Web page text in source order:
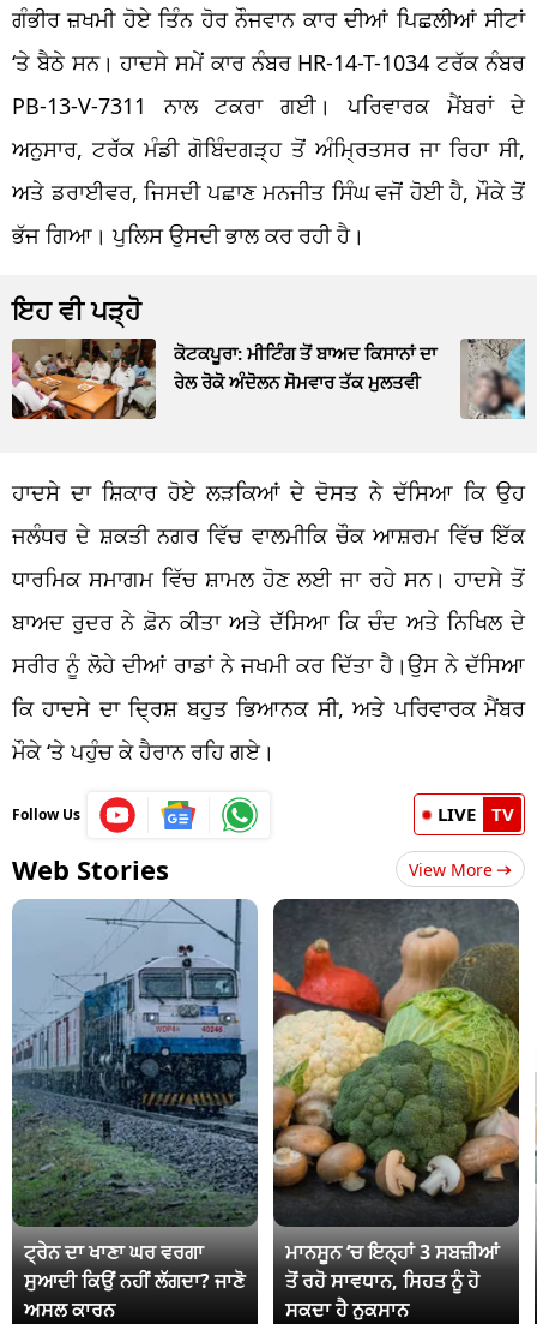
ਗੰਭੀਰ ਜ਼ਖਮੀ ਹੋਏ ਤਿੰਨ ਹੋਰ ਨੌਜਵਾਨ ਕਾਰ ਦੀਆਂ ਪਿਛਲੀਆਂ ਸੀਟਾਂ
‘ਤੇ ਬੈਠੇ ਸਨ। ਹਾਦਸੇ ਸਮੇਂ ਕਾਰ ਨੰਬਰ HR-14-T-1034 ਟਰੱਕ ਨੰਬਰ
PB-13-V-7311 ਨਾਲ ਟਕਰਾ ਗਈ। ਪਰਿਵਾਰਕ ਮੈਂਬਰਾਂ ਦੇ
ਅਨੁਸਾਰ, ਟਰੱਕ ਮੰਡੀ ਗੋਬਿੰਦਗੜ੍ਹ ਤੋਂ ਅੰਮ੍ਰਿਤਸਰ ਜਾ ਰਿਹਾ ਸੀ,
ਅਤੇ ਡਰਾਈਵਰ, ਜਿਸਦੀ ਪਛਾਣ ਮਨਜੀਤ ਸਿੰਘ ਵਜੋਂ ਹੋਈ ਹੈ, ਮੌਕੇ ਤੋਂ
ਭੱਜ ਗਿਆ। ਪੁਲਿਸ ਉਸਦੀ ਭਾਲ ਕਰ ਰਹੀ ਹੈ।
ਇਹ ਵੀ ਪੜ੍ਹੋ
ਕੋਟਕਪੂਰਾ: ਮੀਟਿੰਗ ਤੋਂ ਬਾਅਦ ਕਿਸਾਨਾਂ ਦਾ
ਰੇਲ ਰੋਕੋ ਅੰਦੋਲਨ ਸੋਮਵਾਰ ਤੱਕ ਮੁਲਤਵੀ
ਹਾਦਸੇ ਦਾ ਸ਼ਿਕਾਰ ਹੋਏ ਲੜਕਿਆਂ ਦੇ ਦੋਸਤ ਨੇ ਦੱਸਿਆ ਕਿ ਉਹ
ਜਲੰਧਰ ਦੇ ਸ਼ਕਤੀ ਨਗਰ ਵਿੱਚ ਵਾਲਮੀਕਿ ਚੌਕ ਆਸ਼ਰਮ ਵਿੱਚ ਇੱਕ
ਧਾਰਮਿਕ ਸਮਾਗਮ ਵਿੱਚ ਸ਼ਾਮਲ ਹੋਣ ਲਈ ਜਾ ਰਹੇ ਸਨ। ਹਾਦਸੇ ਤੋਂ
ਬਾਅਦ ਰੁਦਰ ਨੇ ਫ਼ੋਨ ਕੀਤਾ ਅਤੇ ਦੱਸਿਆ ਕਿ ਚੰਦ ਅਤੇ ਨਿਖਿਲ ਦੇ
ਸਰੀਰ ਨੂੰ ਲੋਹੇ ਦੀਆਂ ਰਾਡਾਂ ਨੇ ਜਖਮੀ ਕਰ ਦਿੱਤਾ ਹੈ।ਉਸ ਨੇ ਦੱਸਿਆ
ਕਿ ਹਾਦਸੇ ਦਾ ਦ੍ਰਿਸ਼ ਬਹੁਤ ਭਿਆਨਕ ਸੀ, ਅਤੇ ਪਰਿਵਾਰਕ ਮੈਂਬਰ
ਮੌਕੇ ‘ਤੇ ਪਹੁੰਚ ਕੇ ਹੈਰਾਨ ਰਹਿ ਗਏ।
Follow Us LIVE TV
Web Stories View More
ਟ੍ਰੇਨ ਦਾ ਖਾਣਾ ਘਰ ਵਰਗਾ
ਸੁਆਦੀ ਕਿਉਂ ਨਹੀਂ ਲੱਗਦਾ? ਜਾਣੋ
ਅਸਲ ਕਾਰਨ
ਮਾਨਸੂਨ ‘ਚ ਇਨ੍ਹਾਂ 3 ਸਬਜ਼ੀਆਂ
ਤੋਂ ਰਹੋ ਸਾਵਧਾਨ, ਸਿਹਤ ਨੂੰ ਹੋ
ਸਕਦਾ ਹੈ ਨੁਕਸਾਨ